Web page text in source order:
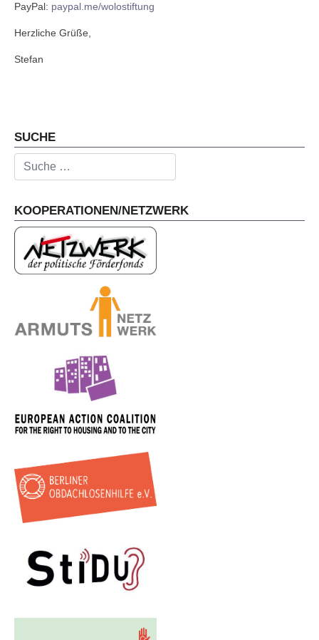
PayPal: paypal.me/wolostiftung
Herzliche Grüße,
Stefan
SUCHE
Suchen
KOOPERATIONEN/NETZWERK